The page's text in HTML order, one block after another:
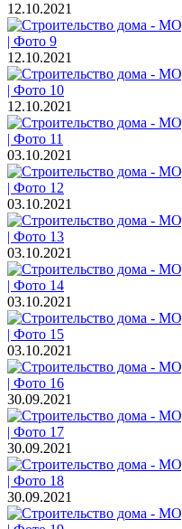
12.10.2021
12.10.2021
12.10.2021
03.10.2021
03.10.2021
03.10.2021
03.10.2021
03.10.2021
30.09.2021
30.09.2021
30.09.2021